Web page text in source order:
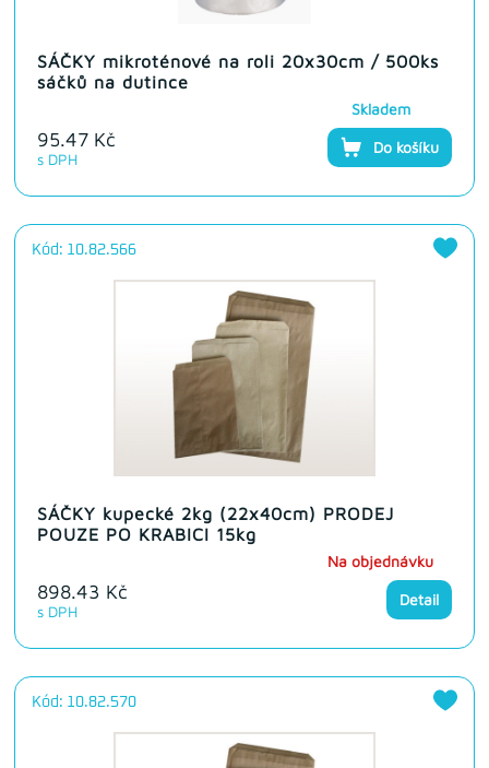
SÁČKY mikroténové na roli 20x30cm / 500ks
sáčků na dutince
95.47 Kč
s DPH
Skladem
Do košíku
Kód: 10.82.566
SÁČKY kupecké 2kg (22x40cm) PRODEJ
POUZE PO KRABICI 15kg
898.43 Kč
s DPH
Na objednávku
Detail
Kód: 10.82.570